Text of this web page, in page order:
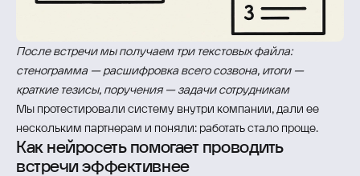
После встречи мы получаем три текстовых файла:
стенограмма — расшифровка всего созвона, итоги —
краткие тезисы, поручения — задачи сотрудникам
Мы протестировали систему внутри компании, дали ее
нескольким партнерам и поняли: работать стало проще.
Как нейросеть помогает проводить
встречи эффективнее